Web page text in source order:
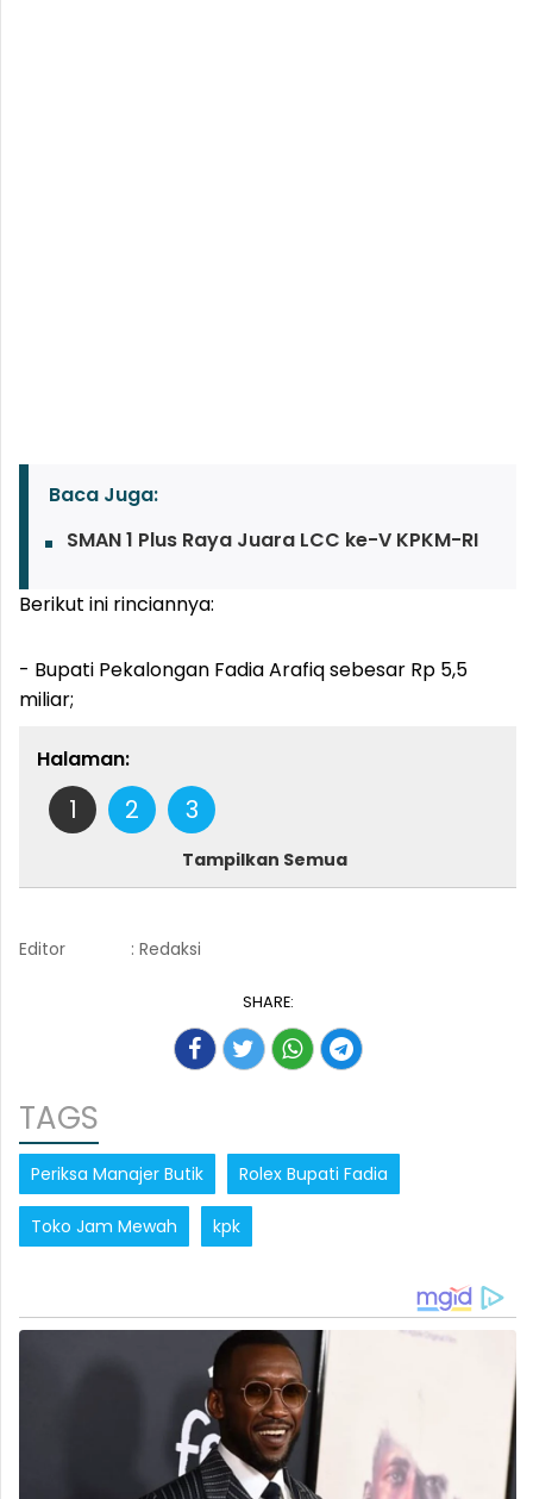
Baca Juga:
SMAN 1 Plus Raya Juara LCC ke-V KPKM-RI
Berikut ini rinciannya:
- Bupati Pekalongan Fadia Arafiq sebesar Rp 5,5
miliar;
Halaman:
1 2 3
Tampilkan Semua
Editor : Redaksi
SHARE:
TAGS
Periksa Manajer Butik Rolex Bupati Fadia
Toko Jam Mewah kpk